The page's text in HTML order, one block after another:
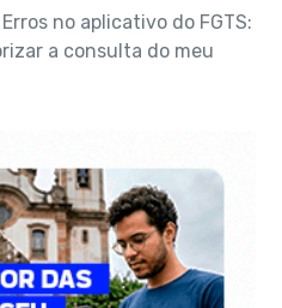
Erros no aplicativo do FGTS:
a consulta do meu